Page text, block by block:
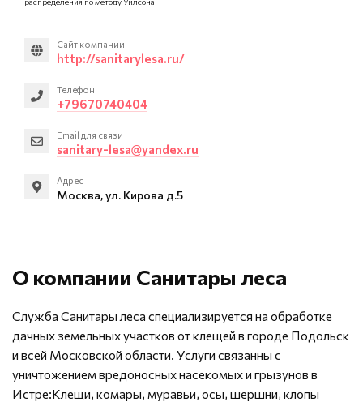
Сайт компании
http://sanitarylesa.ru/
Телефон
+79670740404
Email для связи
sanitary-lesa@yandex.ru
Адрес
Москва, ул. Кирова д.5
О компании Санитары леса
Служба Санитары леса специализируется на обработке
дачных земельных участков от клещей в городе Подольск
и всей Московской области. Услуги связанны с
уничтожением вредоносных насекомых и грызунов в
Истре:Клещи, комары, муравьи, осы, шершни, клопы